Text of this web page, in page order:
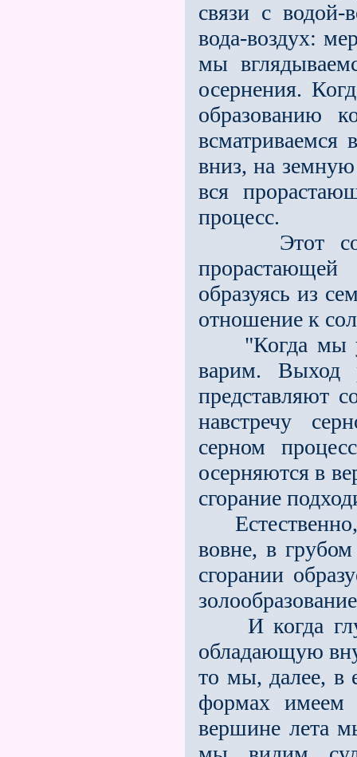
связи с водой-
вода-воздух:
мы
осернения.
образованию
вниз, на земную
вся
процесс.
Этот
образуясь из
отношение к
"Когда мы
варим. Выход
представляют
навстречу
серном
осерняются в
сгорание
Естественно,
вовне, в
сгорании
И когда
обладающую
то мы, далее, в
формах имеем
вершине лета